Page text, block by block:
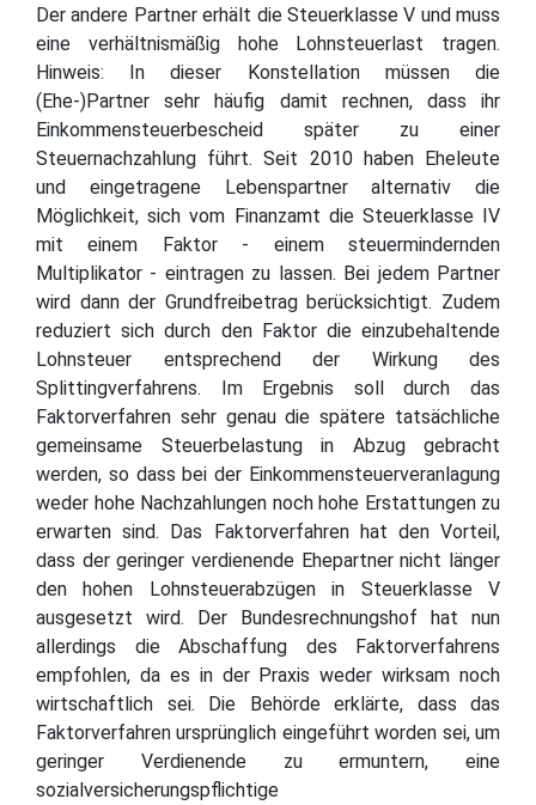
Der andere Partner erhält die Steuerklasse V und muss
eine verhältnismäßig hohe Lohnsteuerlast tragen.
Hinweis: In dieser Konstellation müssen die
(Ehe-)Partner sehr häufig damit rechnen, dass ihr
Einkommensteuerbescheid später zu einer
Steuernachzahlung führt. Seit 2010 haben Eheleute
und eingetragene Lebenspartner alternativ die
Möglichkeit, sich vom Finanzamt die Steuerklasse IV
mit einem Faktor - einem steuermindernden
Multiplikator - eintragen zu lassen. Bei jedem Partner
wird dann der Grundfreibetrag berücksichtigt. Zudem
reduziert sich durch den Faktor die einzubehaltende
Lohnsteuer entsprechend der Wirkung des
Splittingverfahrens. Im Ergebnis soll durch das
Faktorverfahren sehr genau die spätere tatsächliche
gemeinsame Steuerbelastung in Abzug gebracht
werden, so dass bei der Einkommensteuerveranlagung
weder hohe Nachzahlungen noch hohe Erstattungen zu
erwarten sind. Das Faktorverfahren hat den Vorteil,
dass der geringer verdienende Ehepartner nicht länger
den hohen Lohnsteuerabzügen in Steuerklasse V
ausgesetzt wird. Der Bundesrechnungshof hat nun
allerdings die Abschaffung des Faktorverfahrens
empfohlen, da es in der Praxis weder wirksam noch
wirtschaftlich sei. Die Behörde erklärte, dass das
Faktorverfahren ursprünglich eingeführt worden sei, um
geringer Verdienende zu ermuntern, eine
sozialversicherungspflichtige